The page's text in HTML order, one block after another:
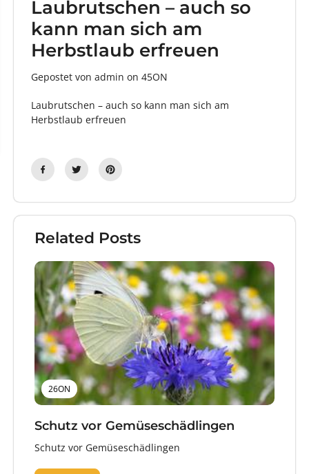
Laubrutschen – auch so
kann man sich am
Herbstlaub erfreuen
Gepostet von admin on 45ON
Laubrutschen – auch so kann man sich am
Herbstlaub erfreuen
Related Posts
26ON
Schutz vor Gemüseschädlingen
Schutz vor Gemüseschädlingen